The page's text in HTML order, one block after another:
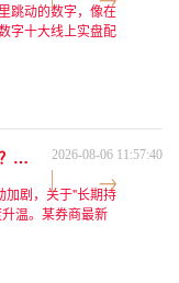
跳动的数字，像在
字十大线上实盘配
对的数学题。这个
血亏，而像我这样
横跳，试图抓住那
消息"这个词时，我
惊！长期持有股票真能稳赚？市场真相即将揭晓 2026-08-06 11:57:40
加剧，关于"长期持
温。某券商最新
个月的投资者中，
众普遍认知的"时
人士指出，单纯